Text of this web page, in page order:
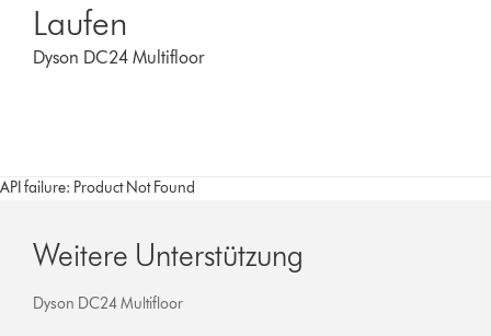
Laufen
Dyson DC24 Multifloor
API failure: Product Not Found
Weitere Unterstützung
Dyson DC24 Multifloor